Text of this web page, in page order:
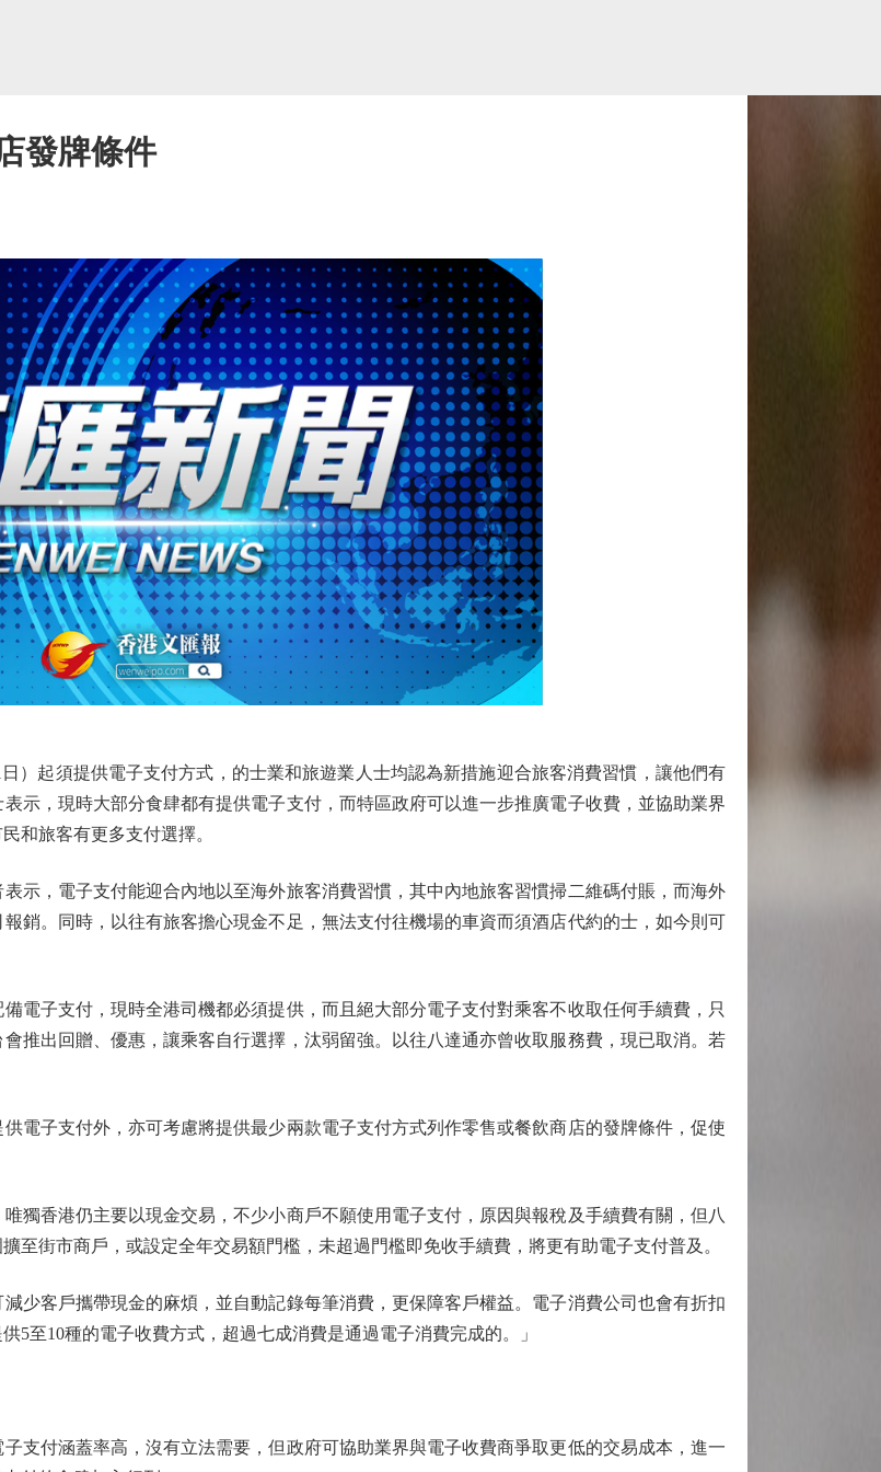
發牌條件
起須提供電子支付方式，的士業和旅遊業人士均認為新措施迎合旅客消費習慣，讓他們有
示，現時大部分食肆都有提供電子支付，而特區政府可以進一步推廣電子收費，並協助業界
和旅客有更多支付選擇。
，電子支付能迎合內地以至海外旅客消費習慣，其中內地旅客習慣掃二維碼付賬，而海外
銷。同時，以往有旅客擔心現金不足，無法支付往機場的車資而須酒店代約的士，如今則可
子支付，現時全港司機都必須提供，而且絕大部分電子支付對乘客不收取任何手續費，只
推出回贈、優惠，讓乘客自行選擇，汰弱留強。以往八達通亦曾收取服務費，現已取消。若
子支付外，亦可考慮將提供最少兩款電子支付方式列作零售或餐飲商店的發牌條件，促使
香港仍主要以現金交易，不少小商戶不願使用電子支付，原因與報稅及手續費有關，但八
至街市商戶，或設定全年交易額門檻，未超過門檻即免收手續費，將更有助電子支付普及。
客戶攜帶現金的麻煩，並自動記錄每筆消費，更保障客戶權益。電子消費公司也會有折扣
5至10種的電子收費方式，超過七成消費是通過電子消費完成的。」
付涵蓋率高，沒有立法需要，但政府可協助業界與電子收費商爭取更低的交易成本，進一